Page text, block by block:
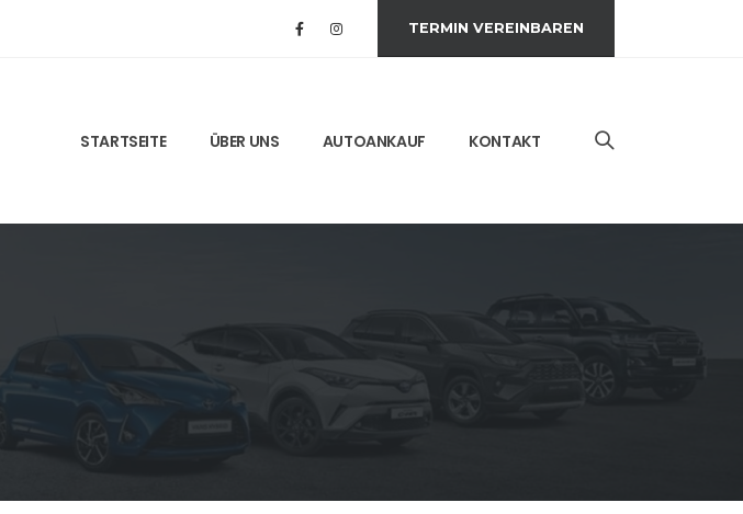
TERMIN VEREINBAREN
STARTSEITE ÜBER UNS AUTOANKAUF KONTAKT